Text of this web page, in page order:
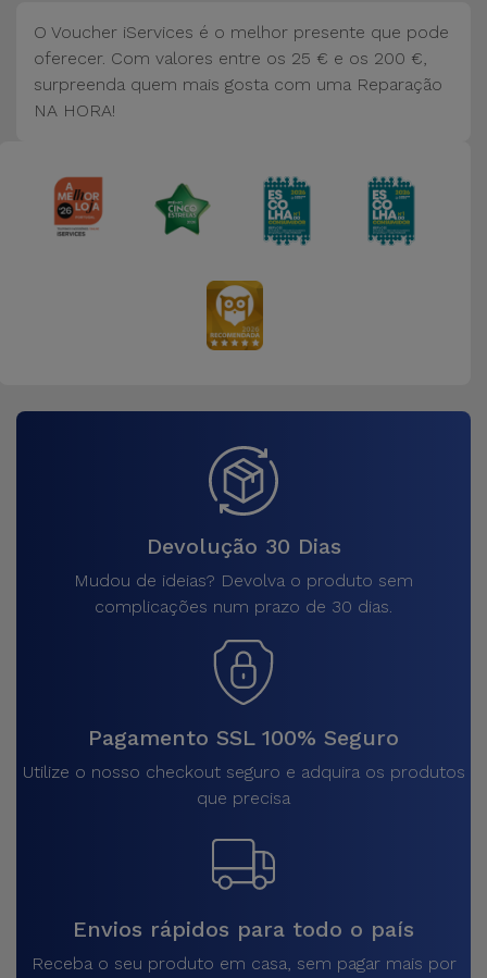
Mobilidade,
Auto e
Computador
Ver
O Voucher iServices é o melhor presente que pode
oferecer. Com valores entre os 25 € e os 200 €,
surpreenda quem mais gosta com uma Reparação
NA HORA!
Devolução 30 Dias
Mudou de ideias? Devolva o produto sem
complicações num prazo de 30 dias.
Pagamento SSL 100% Seguro
Utilize o nosso checkout seguro e adquira os produtos
que precisa
Envios rápidos para todo o país
Receba o seu produto em casa, sem pagar mais por